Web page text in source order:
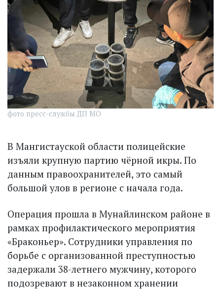
фото пресс-службы ДП МО
В Мангистауской области полицейские
изъяли крупную партию чёрной икры. По
данным правоохранителей, это самый
большой улов в регионе с начала года.
Операция прошла в Мунайлинском районе в
рамках профилактического мероприятия
«Браконьер». Сотрудники управления по
борьбе с организованной преступностью
задержали 38-летнего мужчину, которого
подозревают в незаконном хранении